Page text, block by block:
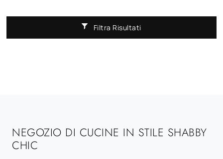
Filtra Risultati
NEGOZIO DI CUCINE IN STILE SHABBY
CHIC